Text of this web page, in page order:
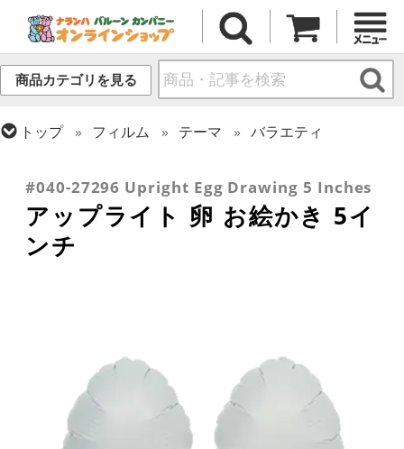
商品カテゴリを見る
トップ フィルム テーマ
バラエティ
#040-27296 Upright Egg Drawing 5 Inches
アップライト 卵 お絵かき 5イ
ンチ